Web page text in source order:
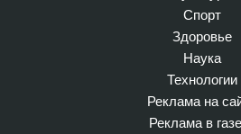
Спорт
Здоровье
Наука
Технологии
Реклама на
Реклама в